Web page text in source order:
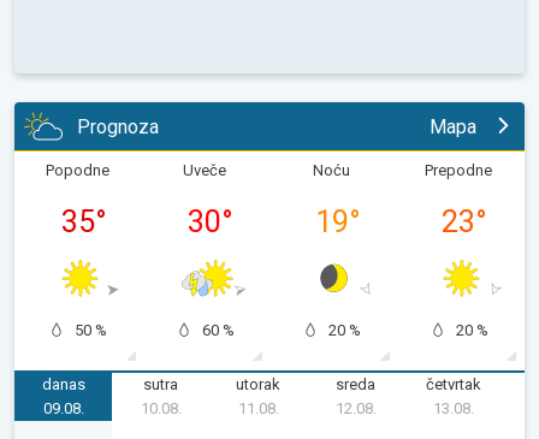
Prognoza Mapa
Popodne
35°
50 %
Uveče
30°
60 %
Noću
19°
20 %
Prepodne
23°
20 %
danas
nedelja, 09. 08.
09.08.
sutra
10.08.
utorak
11.08.
sreda
12.08.
četvrtak
13.08.